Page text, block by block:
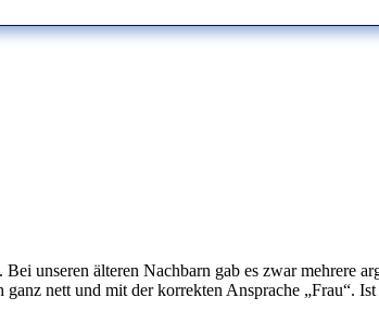
unseren älteren Nachbarn gab es zwar mehrere
nett und mit der korrekten Ansprache „Frau“.